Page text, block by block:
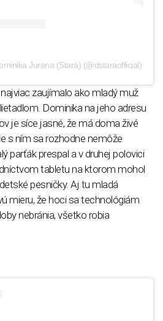
Jurena (Stará) (@dstaraofficial)
zaujímalo ako mladý muž
Dominika na jeho adresu
je síce jasné, že má doma živé
s ním sa rozhodne nemôže
parťák prespal a v druhej polovici
tabletu na ktorom mohol
pesničky. Aj tu mladá
mieru, že hoci sa technológiám
nebránia, všetko robia